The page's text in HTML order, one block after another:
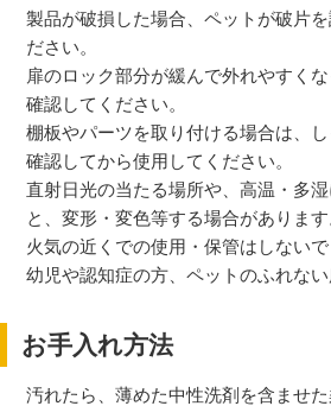
製品が破損した場合、ペットが破片
ださい。
扉のロック部分が緩んで外れやすく
確認してください。
棚板やパーツを取り付ける場合は、
確認してから使用してください。
直射日光の当たる場所や、高温・多
と、変形・変色等する場合があります
火気の近くでの使用・保管はしないで
幼児や認知症の方、ペットのふれない
お手入れ方法
汚れたら、薄めた中性洗剤を含ませ